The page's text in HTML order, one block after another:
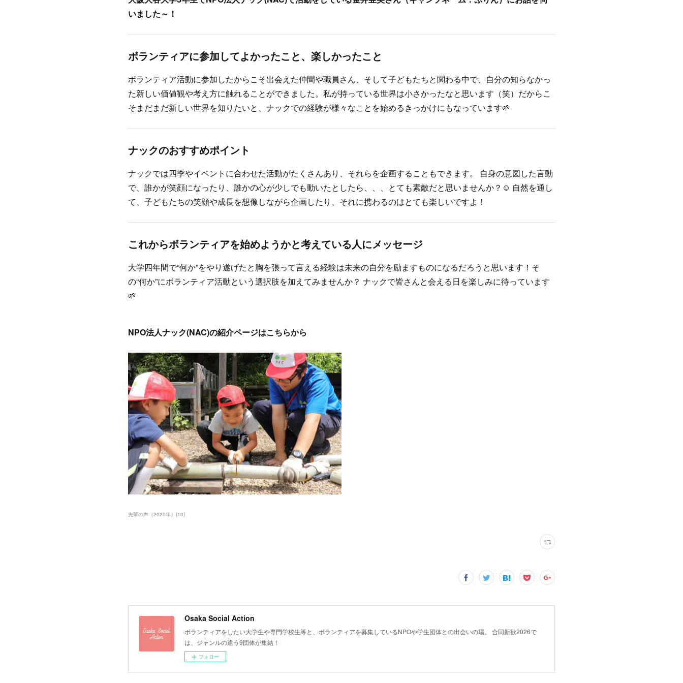
いました～！
ボランティアに参加してよかったこと、楽しかったこと
ボランティア活動に参加したからこそ出会えた仲間や職員さん、そして子どもたちと関わる中で、自分の知らなかっ
た新しい価値観や考え方に触れることができました。私が持っている世界は小さかったなと思います（笑）だからこ
そまだまだ新しい世界を知りたいと、ナックでの経験が様々なことを始めるきっかけにもなっています🌱
ナックのおすすめポイント
ナックでは四季やイベントに合わせた活動がたくさんあり、それらを企画することもできます。 自身の意図した言動
で、誰かが笑顔になったり、誰かの心が少しでも動いたとしたら、、、とても素敵だと思いませんか？☺️ 自然を通し
て、子どもたちの笑顔や成長を想像しながら企画したり、それに携わるのはとても楽しいですよ！
これからボランティアを始めようかと考えている人にメッセージ
大学四年間で“何か”をやり遂げたと胸を張って言える経験は未来の自分を励ますものになるだろうと思います！そ
の“何か”にボランティア活動という選択肢を加えてみませんか？ ナックで皆さんと会える日を楽しみに待っています
🌱
NPO法人ナック(NAC)の紹介ページはこちらから
先輩の声（2020年） (10)
Osaka Social Action
ボランティアをしたい大学生や専門学校生等と、ボランティアを募集しているNPOや学生団体との出会いの場。 合同新歓2026で
は、ジャンルの違う9団体が集結！
フォロー